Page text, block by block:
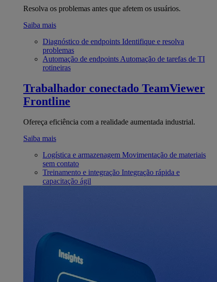
Resolva os problemas antes que afetem os usuários.
Saiba mais
Diagnóstico de endpoints Identifique e resolva
problemas
Automação de endpoints Automação de tarefas de TI
rotineiras
Trabalhador conectado TeamViewer
Frontline
Ofereça eficiência com a realidade aumentada industrial.
Saiba mais
Logística e armazenagem Movimentação de materiais
sem contato
Treinamento e integração Integração rápida e
capacitação ágil